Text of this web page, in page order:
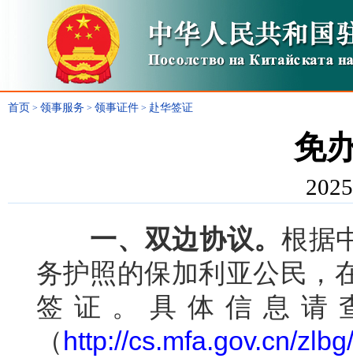
首页 > 领事服务 > 领事证件 > 赴华签证
免
一、双边协议。 根据
务护照的保加利亚公民，
签证。具体信息请
（http://cs.mfa.gov.cn/